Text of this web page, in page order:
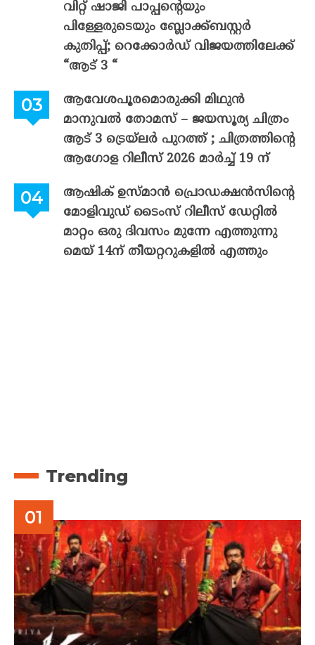
വിറ്റ് ഷാജി പാപ്പന്റെയും
പിള്ളേരുടെയും ബ്ലോക്ക്ബസ്റ്റർ
കുതിപ്പ്; റെക്കോർഡ് വിജയത്തിലേക്ക്
“ആട് 3 “
ആവേശപൂരമൊരുക്കി മിഥുൻ
മാനുവൽ തോമസ് – ജയസൂര്യ ചിത്രം
ആട് 3 ട്രെയ്‌ലർ പുറത്ത് ; ചിത്രത്തിന്റെ
ആഗോള റിലീസ് 2026 മാർച്ച് 19 ന്
ആഷിക് ഉസ്മാൻ പ്രൊഡക്ഷൻസിന്റെ
മോളിവുഡ് ടൈംസ് റിലീസ് ഡേറ്റിൽ
മാറ്റം ഒരു ദിവസം മുന്നേ എത്തുന്നു
മെയ് 14ന് തീയറ്ററുകളിൽ എത്തും
Trending